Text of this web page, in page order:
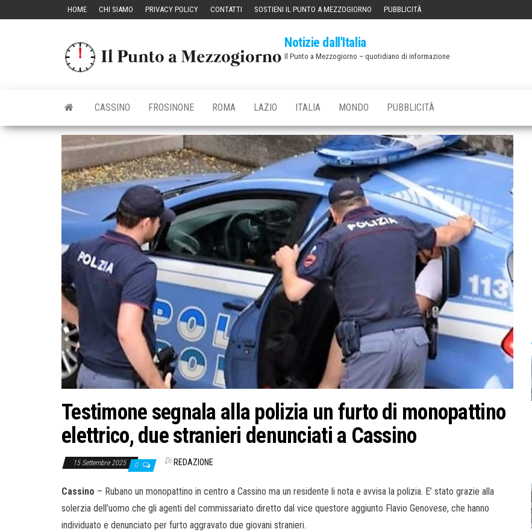
HOME CHI SIAMO PRIVACY POLICY CONTATTI SOSTIENI IL PUNTO A MEZZOGIORNO PUBBLICITÀ
Notizie dall'Italia
Il Punto a Mezzogiorno – quotidiano di informazione
CASSINO FROSINONE ROMA LAZIO ITALIA MONDO PUBBLICITÀ
Testimone segnala alla polizia un furto di monopattino
elettrico, due stranieri denunciati a Cassino
15 Settembre 2025 0 Di REDAZIONE
Cassino – Rubano un monopattino in centro a Cassino ma un residente li nota e avvisa la polizia. E’ stato grazie alla
solerzia dell’uomo che gli agenti del commissariato diretto dal vice questore aggiunto Flavio Genovese, che hanno
individuato e denunciato per furto aggravato due giovani stranieri.